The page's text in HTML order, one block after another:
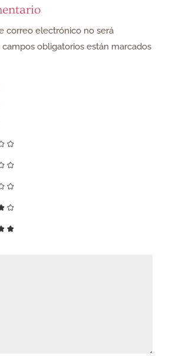
correo electrónico no será
campos obligatorios están marcados